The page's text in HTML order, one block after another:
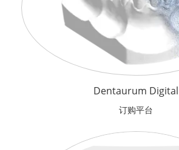
Dentaurum Digital
订购平台